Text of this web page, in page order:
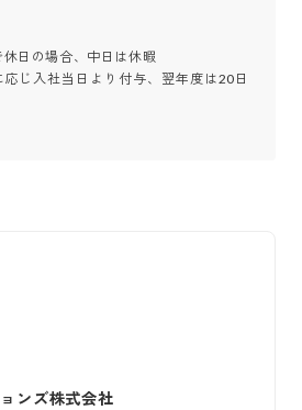
日の場合、中日は休暇
応じ入社当日より付与、翌年度は20日
ンズ株式会社